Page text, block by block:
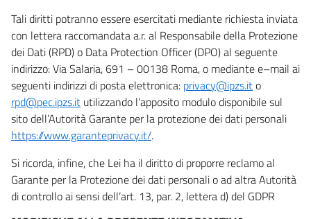
Tali diritti potranno essere esercitati mediante richiesta inviata
con lettera raccomandata a.r. al Responsabile della Protezione
dei Dati (RPD) o Data Protection Officer (DPO) al seguente
indirizzo: Via Salaria, 691 – 00138 Roma, o mediante e–mail ai
seguenti indirizzi di posta elettronica: privacy@ipzs.ito
rpd@pec.ipzs.it utilizzando l’apposito modulo disponibile sul
sito dell’Autorità Garante per la protezione dei dati personali
https://www.garanteprivacy.it/.
Si ricorda, infine, che Lei ha il diritto di proporre reclamo al
Garante per la Protezione dei dati personali o ad altra Autorità
di controllo ai sensi dell’art. 13, par. 2, lettera d) del GDPR